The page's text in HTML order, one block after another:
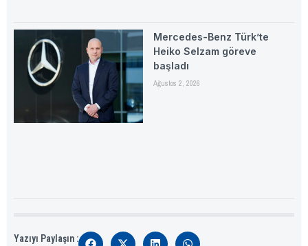
Mercedes-Benz Türk’te
Heiko Selzam göreve
başladı
Ağustos 2, 2026
Yazıyı Paylaşın :